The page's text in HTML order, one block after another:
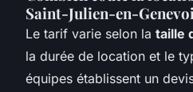
Saint-Julien-en-
Le tarif varie selon la taille
la durée de location et le
équipes établissent un